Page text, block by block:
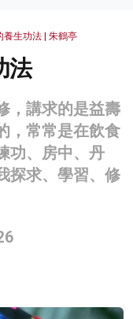
養生功法 | 朱鶴亭
法
，講求的是益壽
，常常是在飲食
功、房中、丹
探求、學習、修